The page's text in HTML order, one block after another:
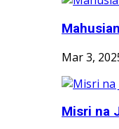
Mar 3,
Misri na